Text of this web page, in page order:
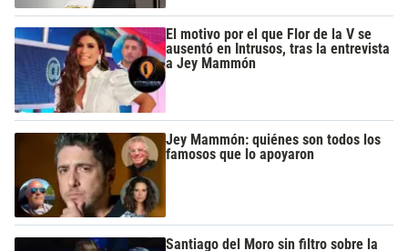
El motivo por el que Flor de la V se
ausentó en Intrusos, tras la entrevista
a Jey Mammón
Jey Mammón: quiénes son todos los
famosos que lo apoyaron
Santiago del Moro sin filtro sobre la